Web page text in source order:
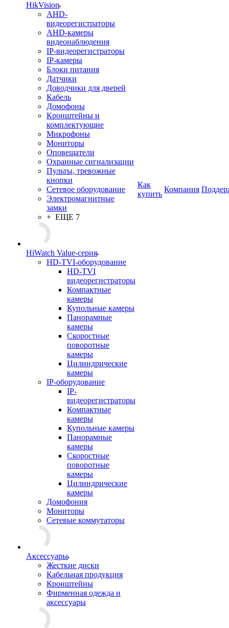
HikVision
AHD-
видеорегистраторы
AHD-камеры
видеонаблюдения
IP-видеорегистраторы
IP-камеры
Блоки питания
Датчики
Доводчики для дверей
Кабель
Домофоны
Кронштейны и
комплектующие
Микрофоны
Мониторы
Оповещатели
Охранные сигнализации
Пульты, тревожные
кнопки
Сетевое оборудование
Электромагнитные
замки
+ ЕЩЕ 7
HiWatch Value-серия
HD-TVI-оборудование
HD-TVI
видеорегистраторы
Компактные
камеры
Купольные камеры
Панорамные
камеры
Скоростные
поворотные
камеры
Цилиндрические
камеры
IP-оборудование
IP-
видеорегистраторы
Компактные
камеры
Купольные камеры
Панорамные
камеры
Скоростные
поворотные
камеры
Цилиндрические
камеры
Домофония
Мониторы
Сетевые коммутаторы
Аксессуары
Жесткие диски
Кабельная продукция
Кронштейны
Фирменная одежда и
аксессуары
Как
купить
Компания